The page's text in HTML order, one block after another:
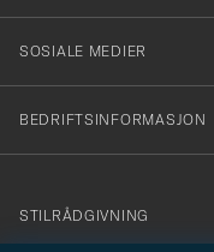
SOSIALE MEDIER
BEDRIFTSINFORMASJON
info@careofcarl.no
STILRÅDGIVNING